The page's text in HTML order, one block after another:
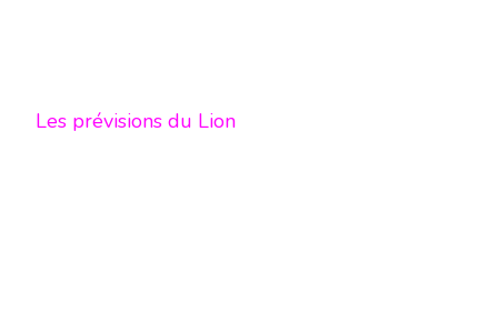
Les prévisions du Lion